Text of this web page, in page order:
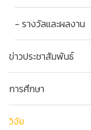
- รางวัลและผลงาน
ข่าวประชาสัมพันธ์
การศึกษา
วิจัย